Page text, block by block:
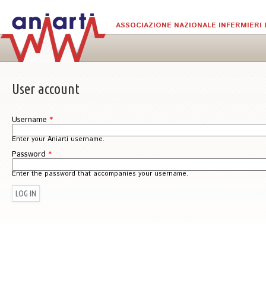
ASSOCIAZIONE NAZIONALE INFERMIERI
User account
Username *
Enter your Aniarti username.
Password *
Enter the password that accompanies your username.